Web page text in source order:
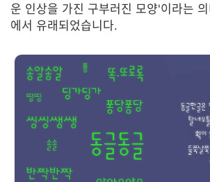
운 인상을 가진 구부러진 모양'이라는
에서 유래되었습니다.